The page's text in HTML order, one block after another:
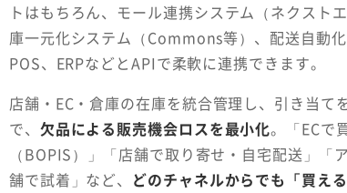
トはもちろん、モール連携システム（ネクスト
庫一元化システム（Commons等）、配送自動化
POS、ERPなどとAPIで柔軟に連携できます。
店舗・EC・倉庫の在庫を統合管理し、引き当て
で、 欠品による販売機会ロスを最小化。「ECで
（BOPIS）」「店舗で取り寄せ・自宅配送」「
舗で試着」など、 どのチャネルからでも「買え